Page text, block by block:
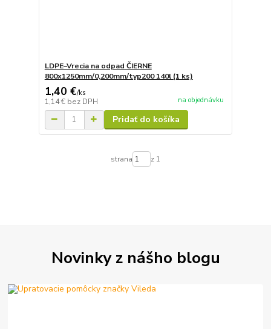
LDPE–Vrecia na odpad ČIERNE
800x1250mm/0,200mm/typ200 140l (1 ks)
1,40 €/ks
1,14 € bez DPH na objednávku
Pridať do košíka
strana z 1
Novinky z nášho blogu